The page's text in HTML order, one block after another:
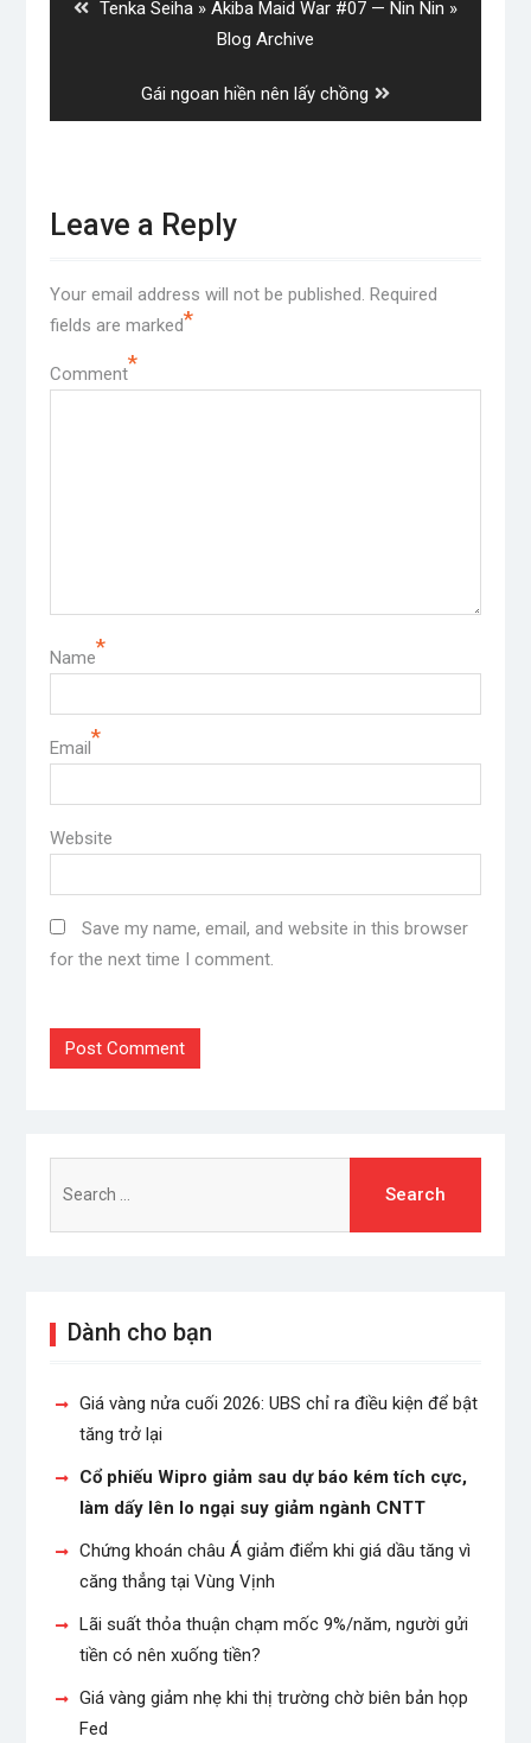
Previous
Tenka Seiha » Akiba Maid War #07 — Nin Nin »
Blog Archive
Next
post:
Gái ngoan hiền nên lấy chồng
Leave a Reply
Your email address will not be published. Required
fields are marked*
Comment*
Name*
Email*
Website
Save my name, email, and website in this browser
for the next time I comment.
for:
Dành cho bạn
Giá vàng nửa cuối 2026: UBS chỉ ra điều kiện để bật
tăng trở lại
Cổ phiếu Wipro giảm sau dự báo kém tích cực,
làm dấy lên lo ngại suy giảm ngành CNTT
Chứng khoán châu Á giảm điểm khi giá dầu tăng vì
căng thẳng tại Vùng Vịnh
Lãi suất thỏa thuận chạm mốc 9%/năm, người gửi
tiền có nên xuống tiền?
Giá vàng giảm nhẹ khi thị trường chờ biên bản họp
Fed